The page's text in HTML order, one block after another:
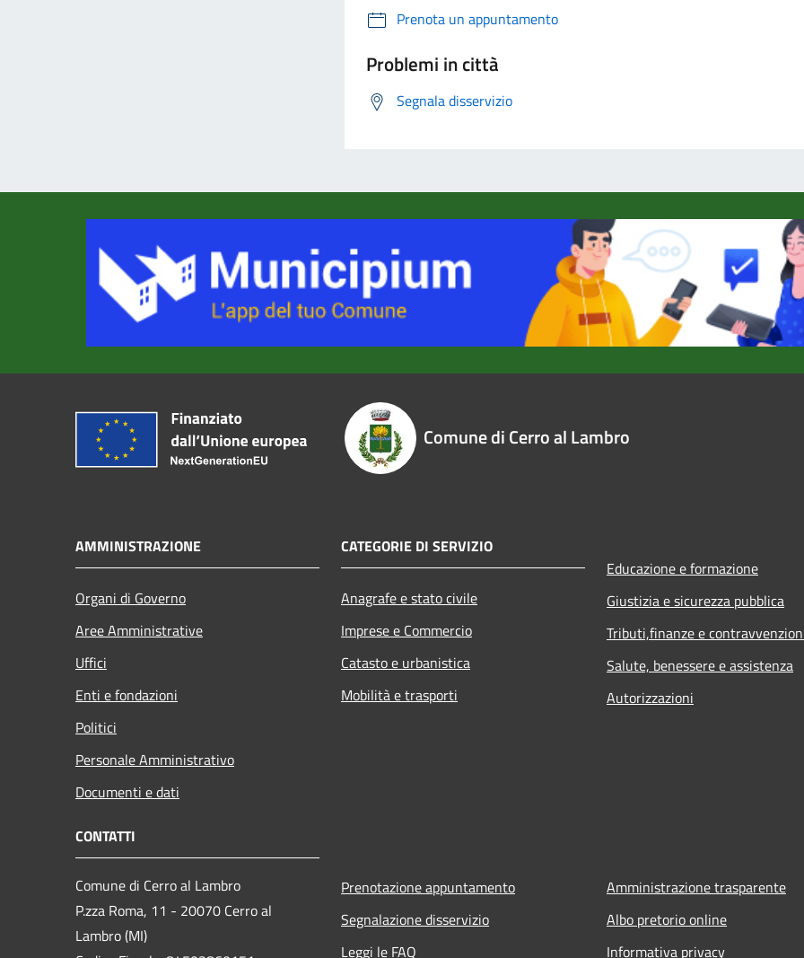
Prenota un appuntamento
Problemi in città
Segnala disservizio
Comune di Cerro al Lambro
AMMINISTRAZIONE
Organi di Governo
Aree Amministrative
Uffici
Enti e fondazioni
Politici
Personale Amministrativo
Documenti e dati
CATEGORIE DI SERVIZIO
Anagrafe e stato civile
Imprese e Commercio
Catasto e urbanistica
Mobilità e trasporti
Educazione e formazione
Giustizia e sicurezza pubblica
Tributi,finanze e
Salute, benessere e assistenza
Autorizzazioni
CONTATTI
Comune di Cerro al Lambro
P.zza Roma, 11 - 20070 Cerro al
Lambro (MI)
Prenotazione appuntamento
Segnalazione disservizio
Leggi le FAQ
Amministrazione trasparente
Albo pretorio online
Informativa privacy